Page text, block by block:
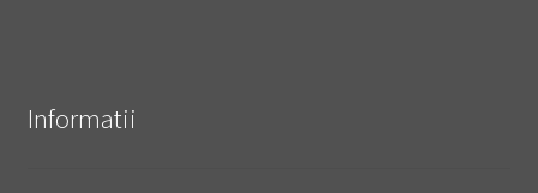
Informatii